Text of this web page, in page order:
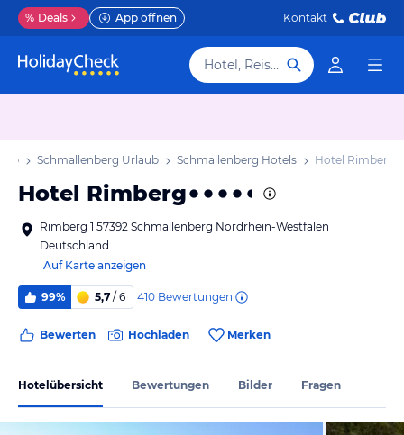
% Deals App öffnen Kontakt
Hotel, Reiseziel
Schmallenberg Urlaub Schmallenberg Hotels Hotel Rimberg
Hotel Rimberg
Rimberg 1 57392 Schmallenberg Nordrhein-Westfalen
Deutschland
Auf Karte anzeigen
99% 5,7 / 6 410 Bewertungen
Bewerten Hochladen Merken
Hotelübersicht Bewertungen Bilder Fragen